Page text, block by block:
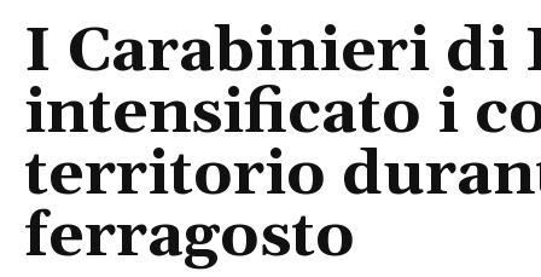
I Carabinieri di
intensificato i
territorio
ferragosto